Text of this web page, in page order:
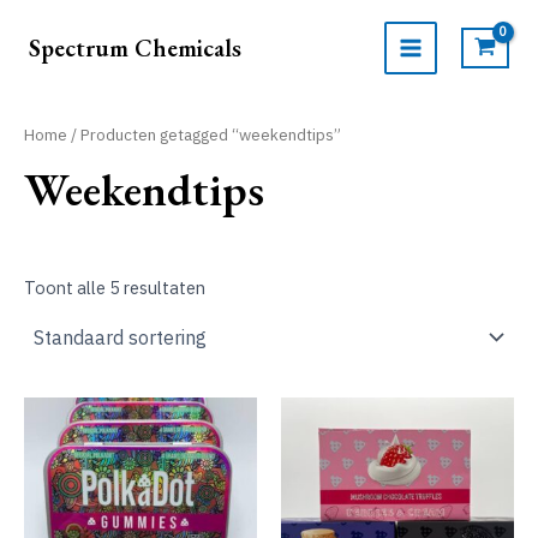
naarSpectrum Chemicals
MAIN
Home / Producten getagged “weekendtips”
Weekendtips
Toont alle 5 resultaten